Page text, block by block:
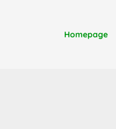
Homepage